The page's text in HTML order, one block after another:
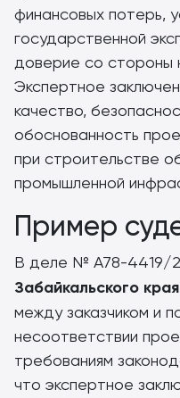
финансовых потерь,
государственной
доверие со стороны
Экспертное
качество,
обоснованность
при строительстве
промышленной
Пример
В деле № А78-4419/
Забайкальского края
между заказчиком и
несоответствии
требованиям
что экспертное